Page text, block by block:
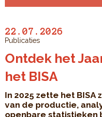
22.07.2026
Publicaties
Ontdek het
het BISA
In 2025 zette het BISA
van de productie,
openbare statistieken